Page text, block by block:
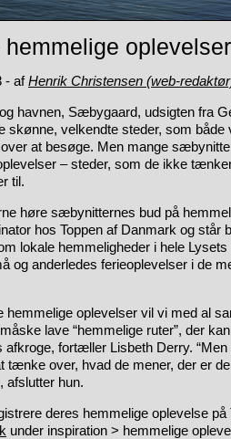
- afHenrik Christensen (web-
havnen, Sæbygaard, udsigten fra
skønne, velkendte steder, som både
at besøge. Men mange
– steder, som de ikke
til.
høre sæbynitternes bud på
hos Toppen af Danmark og står
lokale hemmeligheder i hele
og anderledes ferieoplevelser i de
hemmelige oplevelser vil vi med al
lave “hemmelige ruter”, der
afkroge, fortæller Lisbeth Derry.
tænke over, hvad de mener, der er
afslutter hun.
deres hemmelige oplevelse
under inspiration > hemmelige